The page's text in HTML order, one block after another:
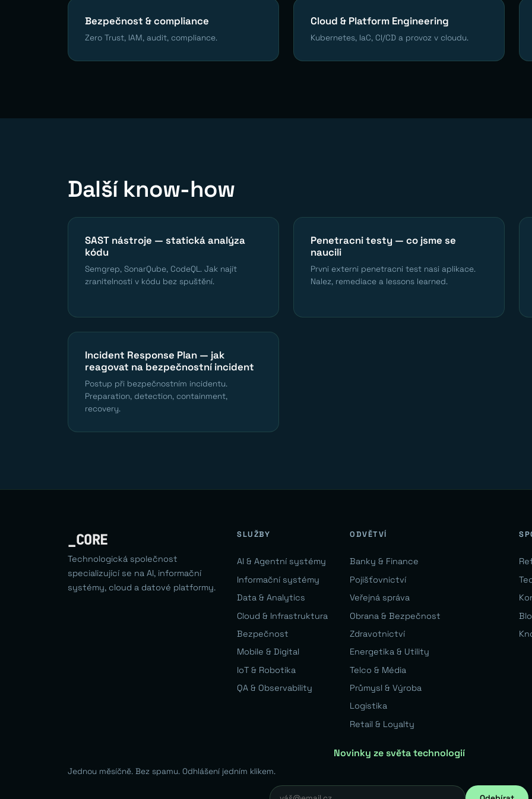
Bezpečnost & compliance
Zero Trust, IAM, audit, compliance.
Cloud & Platform Engineering
Kubernetes, IaC, CI/CD a provoz v cloudu.
Další know-how
SAST nástroje — statická analýza
kódu
Semgrep, SonarQube, CodeQL. Jak najít
zranitelnosti v kódu bez spuštění.
Penetracni testy — co jsme se
naucili
Prvni externi penetracni test nasi aplikace.
Nalez, remediace a lessons learned.
Incident Response Plan — jak
reagovat na bezpečnostní incident
Postup při bezpečnostním incidentu.
Preparation, detection, containment,
recovery.
_CORE
Technologická společnost
specializující se na AI, informační
systémy, cloud a datové platformy.
SLUŽBY
AI & Agentní systémy
Informační systémy
Data & Analytics
Cloud & Infrastruktura
Bezpečnost
Mobile & Digital
IoT & Robotika
QA & Observability
ODVĚTVÍ
Banky & Finance
Pojišťovnictví
Veřejná správa
Obrana & Bezpečnost
Zdravotnictví
Energetika & Utility
Telco & Média
Průmysl & Výroba
Logistika
Retail & Loyalty
Novinky ze světa technologií
Jednou měsíčně. Bez spamu. Odhlášení jedním klikem.